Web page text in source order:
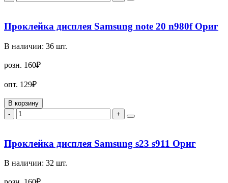
Проклейка дисплея Samsung note 20 n980f Ориг
В наличии: 36 шт.
розн. 160₽
опт. 129₽
В корзину
-
+
Проклейка дисплея Samsung s23 s911 Ориг
В наличии: 32 шт.